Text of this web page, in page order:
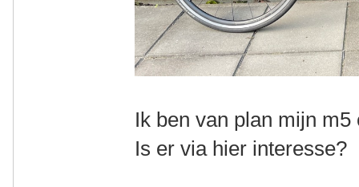
Ik ben van plan mijn
Is er via hier interesse?